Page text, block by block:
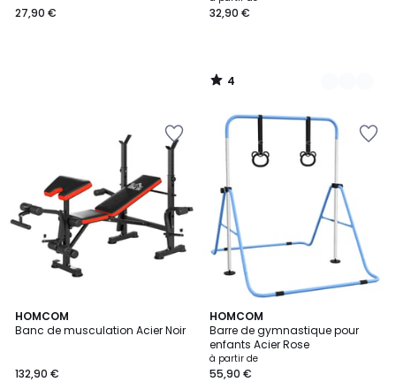
27,90 €
32,90 €
4
/
HOMCOM
Banc de musculation Acier Noir
132,90 €
HOMCOM
Barre de gymnastique pour
enfants Acier Rose
à partir de
55,90 €
3
Couleurs